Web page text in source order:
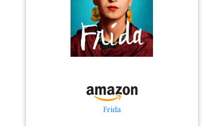
transparente. Intégration
des appareils intelligents:
Utilisez votre smartphone
ou tablette avec
l'application Epson Smart
vœux et collages avec
l'application Epson Creative
bonnes performances :
Vitesse allant jusqu’à 7,5
ppm en noir et 5,5 ppm en
couleur, avec une résolution
pouvant atteindre 1 200 x 1
200 ppp Panneau intuitif et
d’entrée de 60 feuilles
Contenu de la boîte
Frida